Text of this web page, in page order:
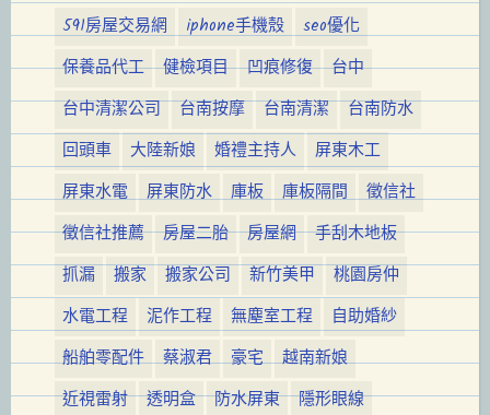
591房屋交易網 iphone手機殼
seo優化
保養品代工
健檢項目 凹痕修復
台中
台中清潔公司
台南按摩 台南清潔
台南防水
回頭車
大陸新娘 婚禮主持人
屏東木工
屏東水電
屏東防水 庫板 庫板隔間
徵信社
徵信社推薦
房屋二胎 房屋網
手刮木地板
抓漏
搬家 搬家公司 新竹美甲
桃園房仲
水電工程
泥作工程 無塵室工程
自助婚紗
船舶零配件
蔡淑君 豪宅
越南新娘
近視雷射
透明盒 防水屏東
隱形眼線